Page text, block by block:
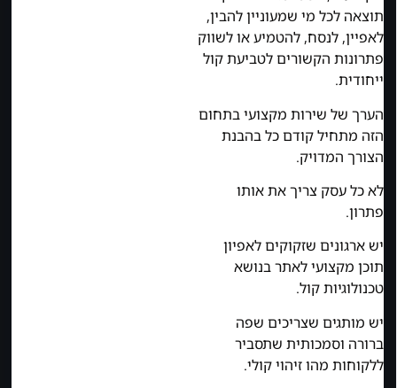
תוצאה לכל מי שמעוניין להבין,
לאפיין, לנסח, להטמיע או לשווק
פתרונות הקשורים לטביעת קול
ייחודית.
הערך של שירות מקצועי בתחום
הזה מתחיל קודם כל בהבנת
הצורך המדויק.
לא כל עסק צריך את אותו
פתרון.
יש ארגונים שזקוקים לאפיון
תוכן מקצועי לאתר בנושא
טכנולוגיות קול.
יש מותגים שצריכים שפה
ברורה וסמכותית שתסביר
ללקוחות מהו זיהוי קולי.